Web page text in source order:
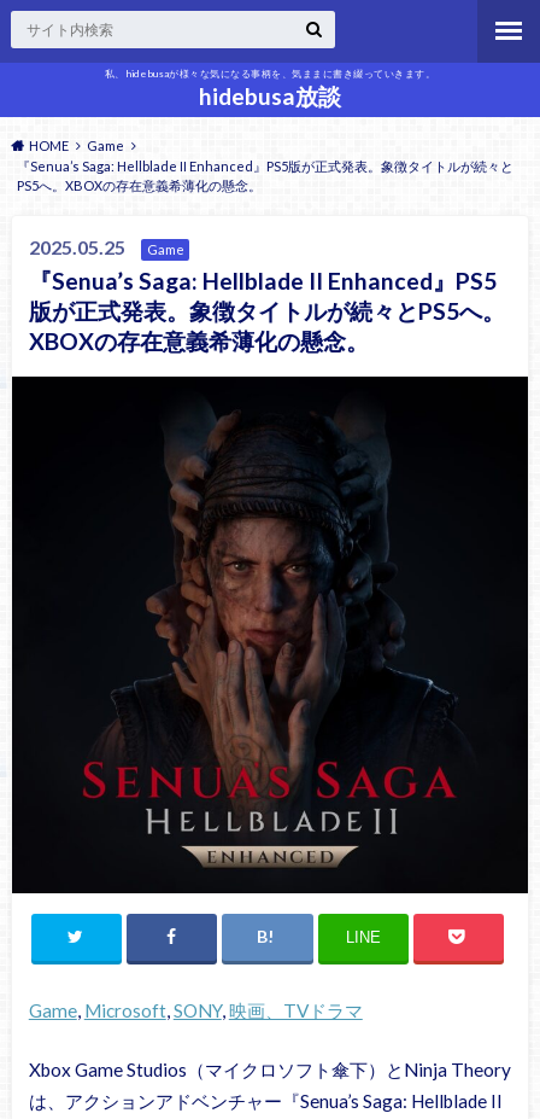
私、hidebusaが様々な気になる事柄を、気ままに書き綴っていきます。
hidebusa放談
HOME
Game
『Senua’s Saga: Hellblade II Enhanced』PS5版が正式発表。象徴タイトルが続々と
PS5へ。XBOXの存在意義希薄化の懸念。
2025.05.25 Game
『Senua’s Saga: Hellblade II Enhanced』PS5
版が正式発表。象徴タイトルが続々とPS5へ。
XBOXの存在意義希薄化の懸念。
LINE
Game, Microsoft, SONY, 映画、TVドラマ
Xbox Game Studios（マイクロソフト傘下）とNinja Theory
は、アクションアドベンチャー『Senua’s Saga: Hellblade II